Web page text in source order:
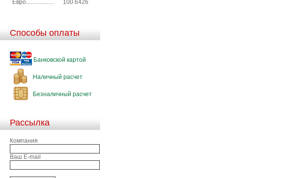
Евро...................
100.6426
Способы оплаты
Банковской картой
Наличный расчет
Безналичный расчет
Рассылка
Компания
Ваш E-mail